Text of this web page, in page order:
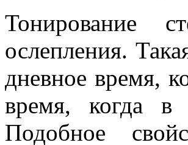
Тонирование
ослепления.
дневное время,
время, когда в
Подобное